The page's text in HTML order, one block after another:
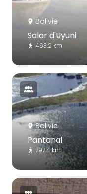
Bolivie
Salar d'Uyuni
463.2 km
Bolivie
Pantanal
797.4 km